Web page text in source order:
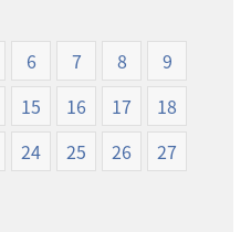
6 7 8
9
15 16 17
18
24 25 26
27